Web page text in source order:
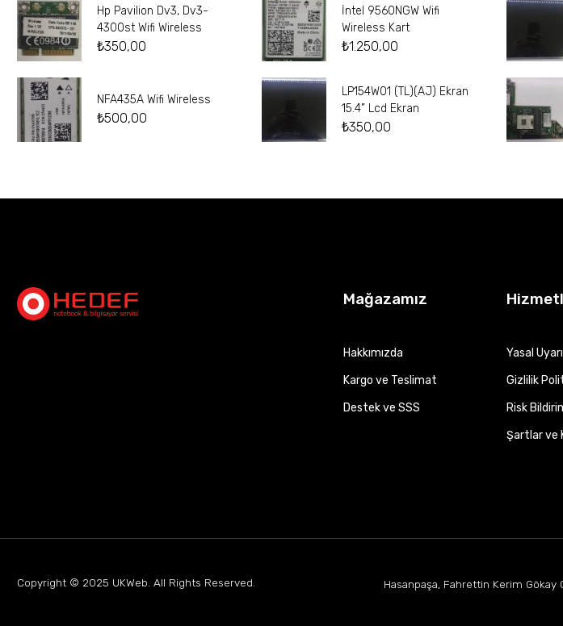
Hp Pavilion Dv3, Dv3-
4300st Wifi Wireless
₺350,00
NFA435A Wifi Wireless
₺500,00
İntel 9560NGW Wifi
Wireless Kart
₺1.250,00
LP154W01 (TL)(AJ) Ekran
15.4” Lcd Ekran
₺350,00
Mağazamız
Hakkımızda
Kargo ve Teslimat
Destek ve SSS
Yasal Uyarı
Gizlilik
Risk
Şartlar ve
Copyright © 2025 UKWeb . All Rights Reserved. Hasanpaşa, Fahrettin Kerim Gökay